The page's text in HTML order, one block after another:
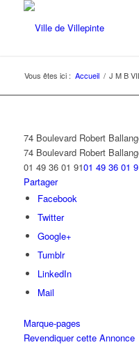
Vous êtes ici : Accueil / J M B
74 Boulevard Robert
74 Boulevard Robert
01 49 36 01 9101 49 36 01
Partager
Facebook
Twitter
Google+
Tumblr
LinkedIn
Mail
Marque-pages
Revendiquer cette Annonce